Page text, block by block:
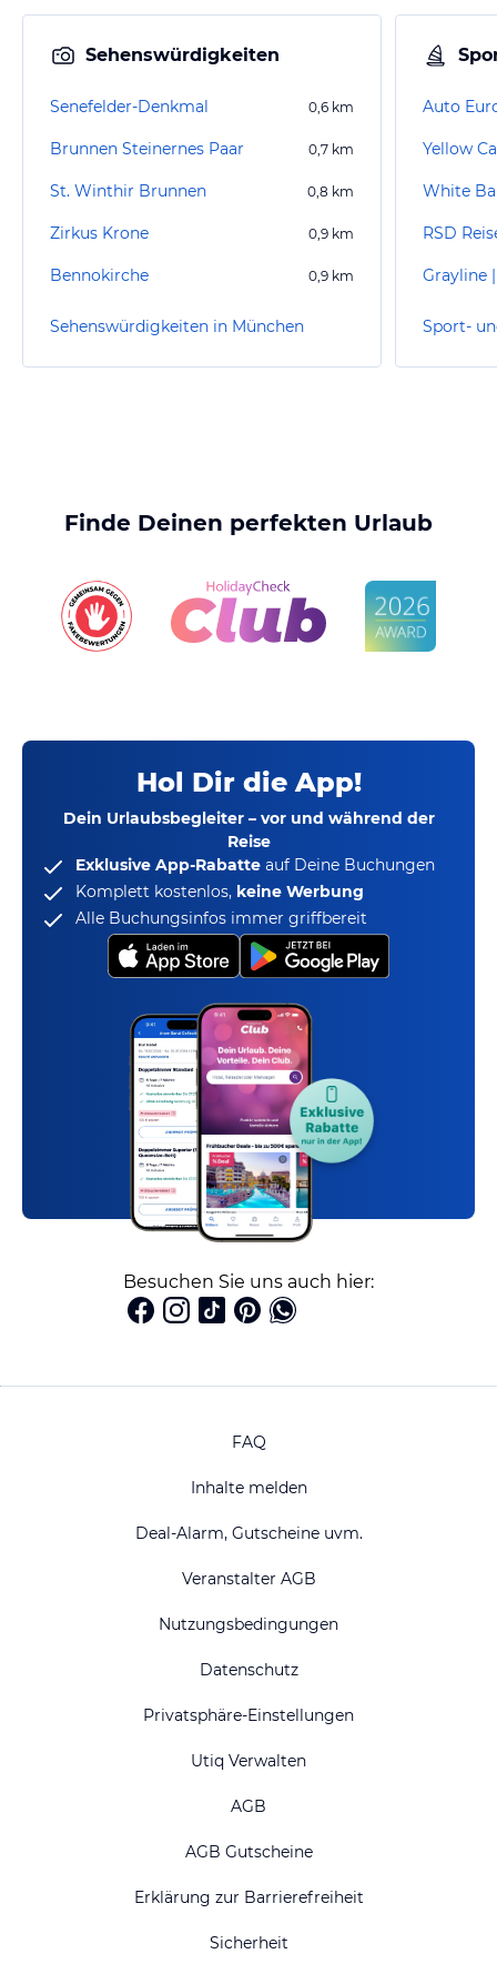
Sehenswürdigkeiten
Senefelder-Denkmal 0,6 km
Brunnen Steinernes Paar 0,7 km
St. Winthir Brunnen 0,8 km
Zirkus Krone 0,9 km
Bennokirche 0,9 km
Sehenswürdigkeiten in München
Auto
White
RSD
Finde Deinen perfekten Urlaub
Hol Dir die App!
Dein Urlaubsbegleiter – vor und während der
Reise
Exklusive App-Rabatte auf Deine Buchungen
Komplett kostenlos, keine Werbung
Alle Buchungsinfos immer griffbereit
Besuchen Sie uns auch hier:
FAQ
Inhalte melden
Deal-Alarm, Gutscheine uvm.
Veranstalter AGB
Nutzungsbedingungen
Datenschutz
Privatsphäre-Einstellungen
Utiq Verwalten
AGB
AGB Gutscheine
Erklärung zur Barrierefreiheit
Sicherheit